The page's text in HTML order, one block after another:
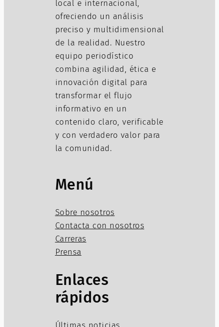
local e internacional,
ofreciendo un análisis
preciso y multidimensional
de la realidad. Nuestro
equipo periodístico
combina agilidad, ética e
innovación digital para
transformar el flujo
informativo en un
contenido claro, verificable
y con verdadero valor para
la comunidad.
Menú
Sobre nosotros
Contacta con nosotros
Carreras
Prensa
Enlaces
rápidos